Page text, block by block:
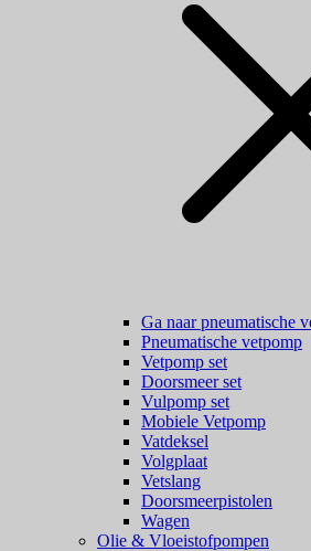
Ga naar pneumatische
Pneumatische vetpomp
Vetpomp set
Doorsmeer set
Vulpomp set
Mobiele Vetpomp
Vatdeksel
Volgplaat
Vetslang
Doorsmeerpistolen
Wagen
Olie & Vloeistofpompen